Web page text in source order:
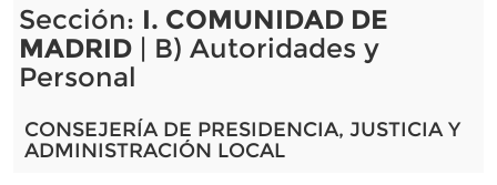
Sección: I. COMUNIDAD DE
MADRID| B) Autoridades y
Personal
CONSEJERÍA DE PRESIDENCIA, JUSTICIA Y
ADMINISTRACIÓN LOCAL